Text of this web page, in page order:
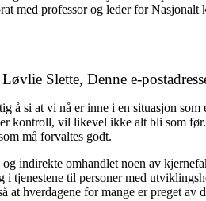
med professor og leder for
Slette, Denne e-
å si at vi nå er inne i en situasjon
kontroll, vil likevel ikke alt bli som
må forvaltes godt.
indirekte omhandlet noen av
i tjenestene til personer med
at hverdagene for mange er preget